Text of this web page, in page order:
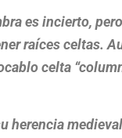
es incierto,
raíces celtas.
celta
herencia